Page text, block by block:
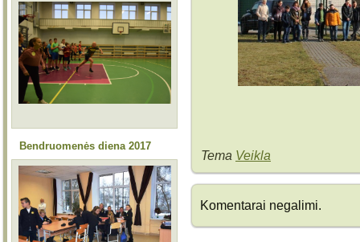
Bendruomenės diena 2017
Tema Veikla
Komentarai negalimi.